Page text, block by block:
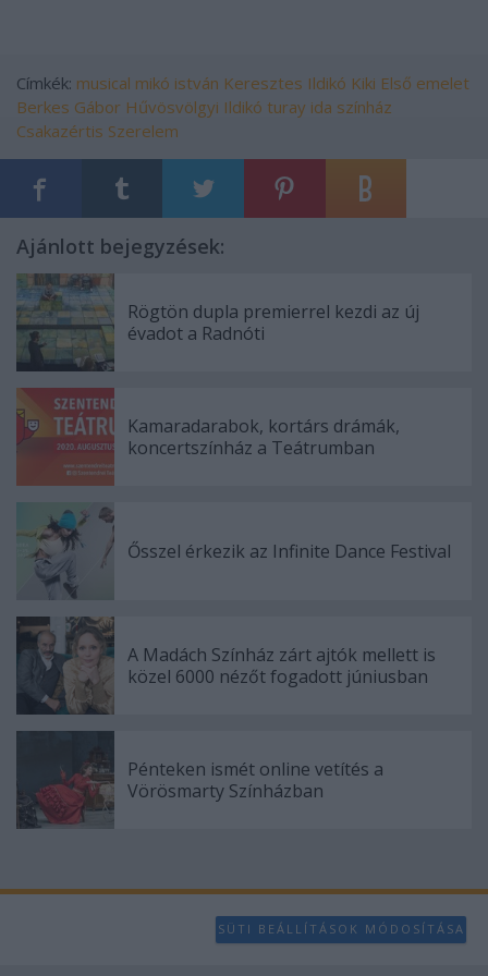
Címkék: musical mikó istván Keresztes Ildikó Kiki Első emelet
Berkes Gábor Hűvösvölgyi Ildikó turay ida színház
Csakazértis Szerelem
Ajánlott bejegyzések:
Rögtön dupla premierrel kezdi az új
évadot a Radnóti
Kamaradarabok, kortárs drámák,
koncertszínház a Teátrumban
Ősszel érkezik az Infinite Dance Festival
A Madách Színház zárt ajtók mellett is
közel 6000 nézőt fogadott júniusban
Pénteken ismét online vetítés a
Vörösmarty Színházban
SÜTI BEÁLLÍTÁSOK MÓDOSÍTÁSA